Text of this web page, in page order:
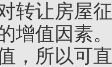
转让房屋
增值因素
，所以可